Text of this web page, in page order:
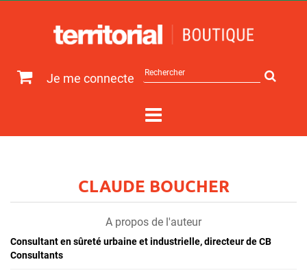
Je me connecte
sur
CLAUDE BOUCHER
A propos de l'auteur
Consultant en sûreté urbaine et industrielle, directeur de CB
Consultants